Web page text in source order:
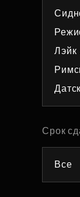
Лэйк
Срок
Все